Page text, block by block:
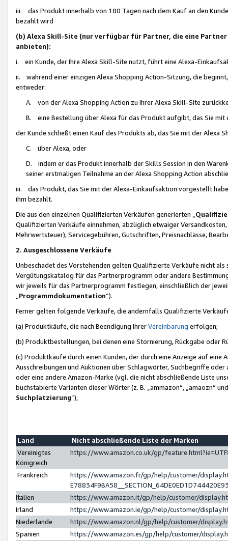
iii. das Produkt innerhalb von 180 Tagen nach dem Kauf an den
bezahlt wird
(b) Alexa Skill-Site (nur verfügbar für Partner, die eine
anbieten):
i. ein Kunde, der Ihre Alexa Skill-Site nutzt, führt eine Alexa-
ii. während einer einzigen Alexa Shopping Action-Sitzung, die
entweder:
A. von der Alexa Shopping Action zu Ihrer Alexa Skill-Site
B. eine Bestellung über Alexa für das Produkt aufgibt, das Sie mit
der Kunde schließt einen Kauf des Produkts ab, das Sie mit der Alexa
C. über Alexa, oder
D. indem er das Produkt innerhalb der Skills Session in den
seiner erstmaligen Teilnahme an der Alexa Shopping Action
iii. das Produkt, das Sie mit der Alexa-Einkaufsaktion vorgestellt
ihm bezahlt.
Die aus den einzelnen Qualifizierten Verkäufen generierten „
Qualifizierten Verkäufe einnehmen, abzüglich etwaiger
Mehrwertsteuer), Servicegebühren, Gutschriften, Preisnachlässe,
2. Ausgeschlossene Verkäufe
Unbeschadet des Vorstehenden gelten Qualifizierte Verkäufe nicht
Vergütungskatalog für das Partnerprogramm oder andere
wir jeweils für das Partnerprogramm festlegen, einschließlich der
Programmdokumentation“).
Ferner gelten folgende Verkäufe, die andernfalls Qualifizierte
(a) Produktkäufe, die nach Beendigung IhrerVereinbarung erfolgen;
(b) Produktbestellungen, bei denen eine Stornierung, Rückgabe oder
(c) Produktkäufe durch einen Kunden, der durch eine Anzeige auf
Ausschreibungen und Auktionen über Schlagwörter, Suchbegriffe
oder eine andere Amazon-Marke (vgl. die nicht abschließende Liste
buchstabierte Varianten dieser Wörter (z. B. „ammazon“, „amaozn“
Suchplatzierung”);
Land
Nicht abschließende Liste der Marken
Vereinigtes
Königreich
https://www.amazon.co.uk/gp/
Frankreich
https://www.amazon.fr/gp/help/customer/
Italien
https://www.amazon.it/gp/help/customer/
Irland
https://www.amazon.ie/gp/help/customer/
Niederlande
https://www.amazon.nl/gp/help/customer/
Spanien
https://www.amazon.es/gp/help/customer/